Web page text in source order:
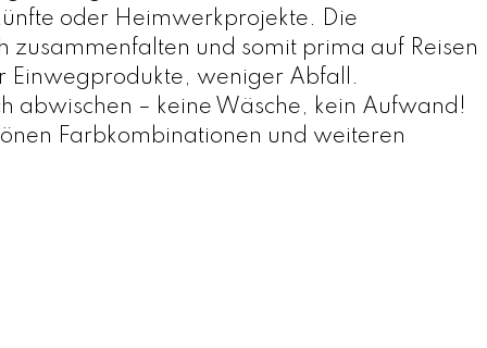
oder Heimwerkprojekte. Die
zusammenfalten und somit prima auf Reisen
Einwegprodukte, weniger Abfall.
abwischen – keine Wäsche, kein Aufwand!
Farbkombinationen und weiteren